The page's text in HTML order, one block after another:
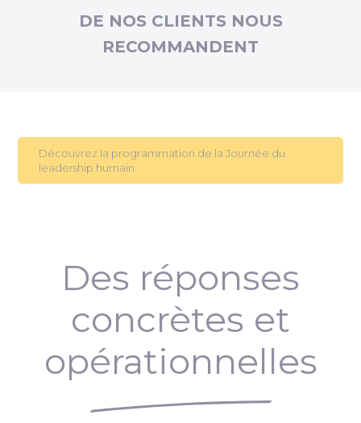
DE NOS CLIENTS NOUS
RECOMMANDENT
Découvrez la programmation de la Journée du
leadership humain
Des réponses
concrètes et
opérationnelles